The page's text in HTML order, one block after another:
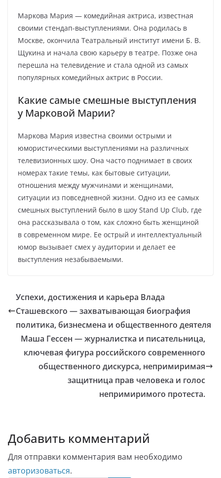
Маркова Мария — комедийная актриса, известная
своими стендап-выступлениями. Она родилась в
Москве, окончила Театральный институт имени Б. В.
Щукина и начала свою карьеру в театре. Позже она
перешла на телевидение и стала одной из самых
популярных комедийных актрис в России.
Какие самые смешные выступления
у Марковой Марии?
Маркова Мария известна своими острыми и
юмористическими выступлениями на различных
телевизионных шоу. Она часто поднимает в своих
номерах такие темы, как бытовые ситуации,
отношения между мужчинами и женщинами,
ситуации из повседневной жизни. Одно из ее самых
смешных выступлений было в шоу Stand Up Club, где
она рассказывала о том, как сложно быть женщиной
в современном мире. Ее острый и интеллектуальный
юмор вызывает смех у аудитории и делает ее
выступления незабываемыми.
Успехи, достижения и карьера Влада
Сташевского — захватывающая биография
политика, бизнесмена и общественного деятеля
Маша Гессен — журналистка и писательница,
ключевая фигура российского современного
общественного дискурса, непримиримая
защитница прав человека и голос
непримиримого протеста.
Добавить комментарий
Для отправки комментария вам необходимо
авторизоваться.